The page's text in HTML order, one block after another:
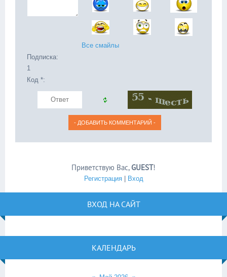
Все смайлы
Подписка:
1
Код *:
Приветствую Вас, GUEST!
Регистрация| Вход
ВХОД НА САЙТ
КАЛЕНДАРЬ